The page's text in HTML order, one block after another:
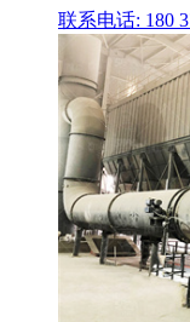
联系电话: 180